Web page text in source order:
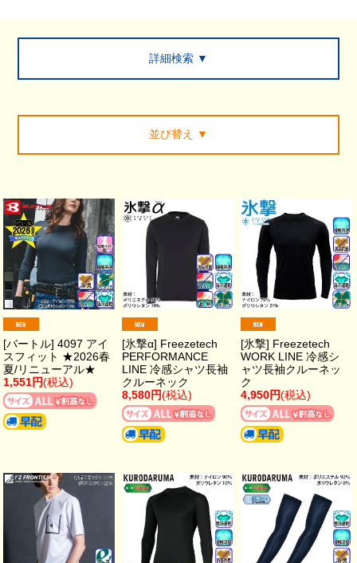
詳細検索 ▼
並び替え ▼
[バートル] 4097 アイ
スフィット ★2026春
夏/リニューアル★
1,551円(税込)
[氷撃α] Freezetech
PERFORMANCE
LINE 冷感シャツ長袖
クルーネック
8,580円(税込)
[氷撃] Freezetech
WORK LINE 冷感シ
ャツ長袖クルーネッ
ク
4,950円(税込)